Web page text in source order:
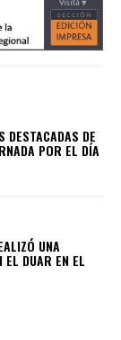
DESTACADAS DE
POR EL DÍA
UNA
EL DUAR EN EL